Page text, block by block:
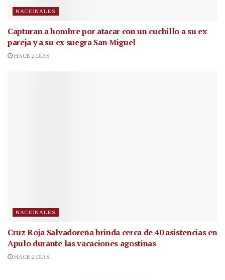
NACIONALES
Capturan a hombre por atacar con un cuchillo a su ex
pareja y a su ex suegra San Miguel
HACE 2 DÍAS
NACIONALES
Cruz Roja Salvadoreña brinda cerca de 40 asistencias en
Apulo durante las vacaciones agostinas
HACE 2 DÍAS